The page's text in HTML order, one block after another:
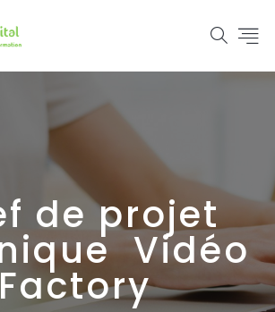
de projet
Vidéo
Factory